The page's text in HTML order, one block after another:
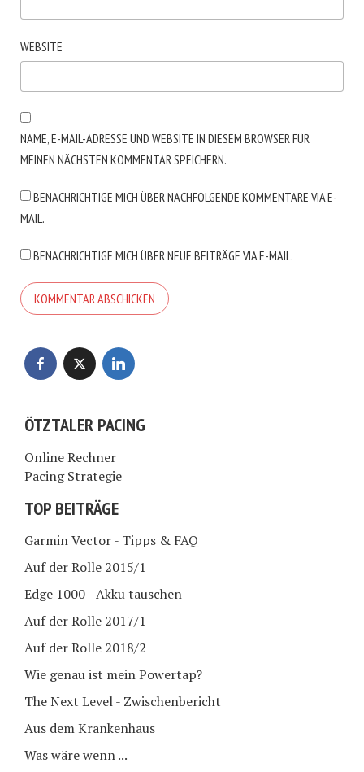
WEBSITE
NAME, E-MAIL-ADRESSE UND WEBSITE IN DIESEM BROWSER FÜR
MEINEN NÄCHSTEN KOMMENTAR SPEICHERN.
BENACHRICHTIGE MICH ÜBER NACHFOLGENDE KOMMENTARE VIA E-
MAIL.
BENACHRICHTIGE MICH ÜBER NEUE BEITRÄGE VIA E-MAIL.
ÖTZTALER PACING
Online Rechner
Pacing Strategie
TOP BEITRÄGE
Garmin Vector - Tipps & FAQ
Auf der Rolle 2015/1
Edge 1000 - Akku tauschen
Auf der Rolle 2017/1
Auf der Rolle 2018/2
Wie genau ist mein Powertap?
The Next Level - Zwischenbericht
Aus dem Krankenhaus
Was wäre wenn ...